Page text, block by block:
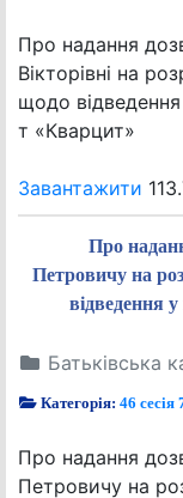
Про надання
Вікторівні на
щодо відведення
т «Кварцит»
Завантажити
Про
Петровичу на
відведення у
Батьківська
Категорія:46 сесія
Про надання
Петровичу на